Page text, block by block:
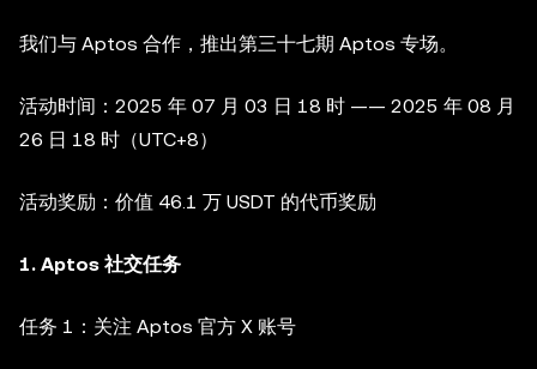
我们与 Aptos 合作，推出第三十七期 Aptos 专场。
活动时间：2025 年 07 月 03 日 18 时 —— 2025 年 08 月
26 日 18 时（UTC+8）
活动奖励：价值 46.1 万 USDT 的代币奖励
1. Aptos 社交任务
任务 1：关注 Aptos 官方 X 账号